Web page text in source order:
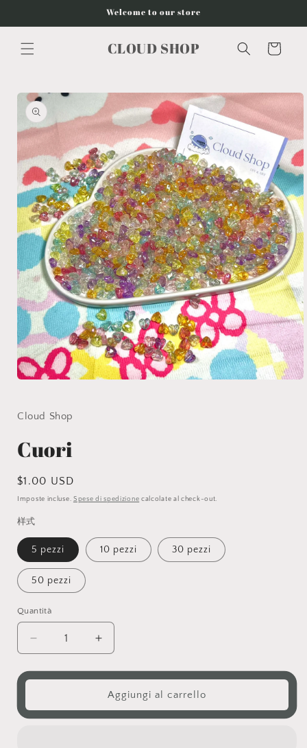
Welcome to our store
CLOUD SHOP Carrello
Passa alle
informazioni
sul
prodotto
1
modale
Cloud Shop
Cuori
Prezzo
di
listino
$1.00 USD
Imposte incluse. Spese di spedizione calcolate al check-out.
样式
5 pezzi 10 pezzi 30 pezzi
50 pezzi
Quantità
Diminuisci
quantità
per
Aumenta
quantità
per
Aggiungi al carrello